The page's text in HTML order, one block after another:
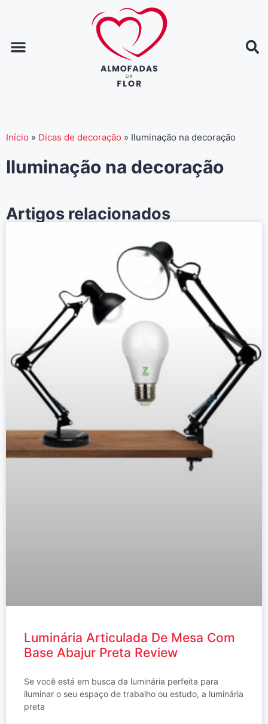
Início » Dicas de decoração » Iluminação na decoração
Iluminação na decoração
Artigos relacionados​
Luminária Articulada De Mesa Com
Base Abajur Preta Review
Se você está em busca da luminária perfeita para
iluminar o seu espaço de trabalho ou estudo, a luminária
preta